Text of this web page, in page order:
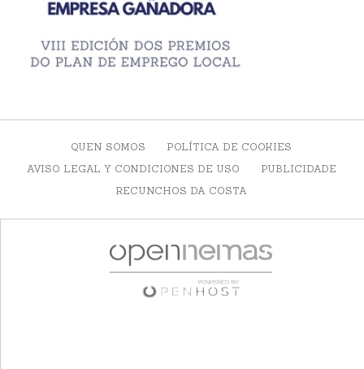
QUEN SOMOS
POLÍTICA DE COOKIES
AVISO LEGAL Y CONDICIONES DE USO
PUBLICIDADE
RECUNCHOS DA COSTA